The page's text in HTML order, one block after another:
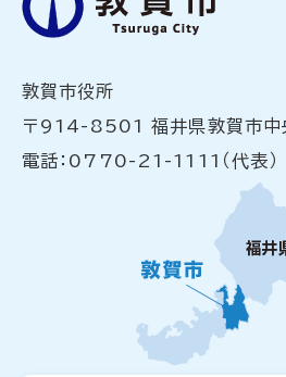
敦賀市役所
〒914-8501 福井県敦賀市中
電話：0770-21-1111（代表）